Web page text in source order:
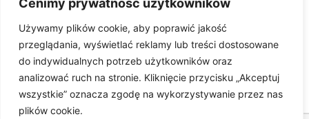
Cenimy prywatność użytkowników
Używamy plików cookie, aby poprawić jakość
przeglądania, wyświetlać reklamy lub treści dostosowane
do indywidualnych potrzeb użytkowników oraz
analizować ruch na stronie. Kliknięcie przycisku „Akceptuj
wszystkie” oznacza zgodę na wykorzystywanie przez nas
plików cookie.
NEWSLETTER
Bądź na bieżąco, otrzymuj ekskluzywne oferty i nie tylko.
SUBSKRYBUJ ⟶